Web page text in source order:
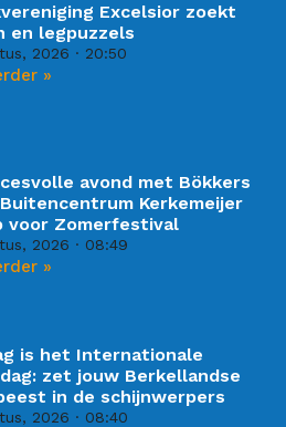
Excelsior zoekt
en legpuzzels
2026 20:50
»
avond met Bökkers
Kerkemeijer
voor Zomerfestival
2026 08:49
»
is het Internationale
zet jouw Berkellandse
in de schijnwerpers
2026 08:40